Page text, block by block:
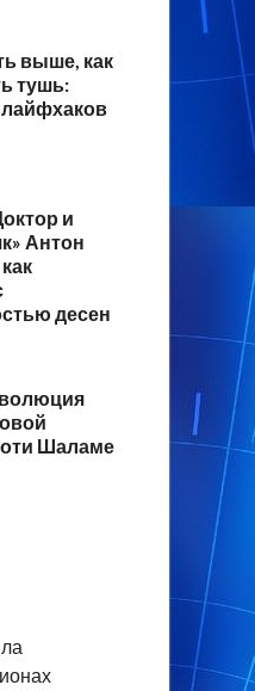
выше, как
тушь:
и
Антон
десен
Шаламе